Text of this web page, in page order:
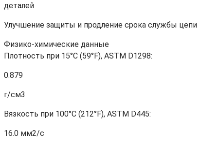
деталей
Улучшение защиты и продление срока службы цепи
Физико-химические данные
Плотность при 15°C (59°F), ASTM D1298:
0.879
г/см3
Вязкость при 100°C (212°F), ASTM D445:
16.0 мм2/с